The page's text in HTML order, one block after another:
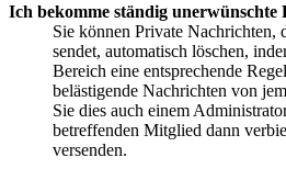
Ich bekomme ständig unerwünschte
Sie können Private Nachrichten,
sendet, automatisch löschen,
Bereich eine entsprechende
belästigende Nachrichten von
Sie dies auch einem
betreffenden Mitglied dann
versenden.